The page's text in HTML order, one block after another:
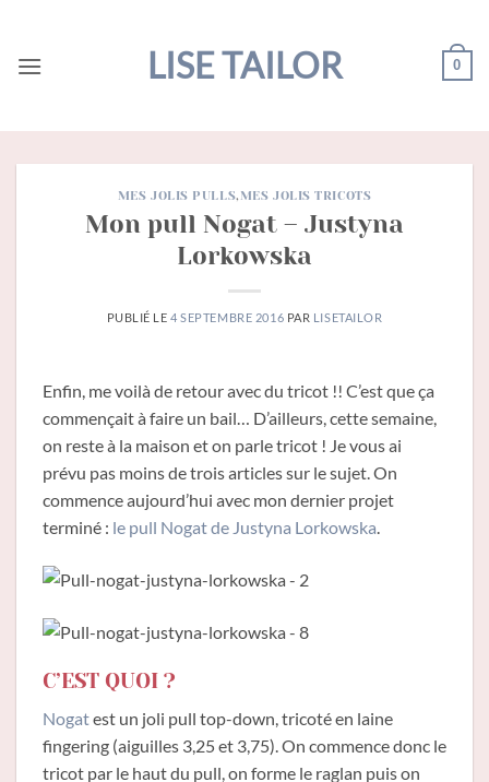
contenu
LISE TAILOR 0
MES JOLIS PULLS,MES JOLIS TRICOTS
Mon pull Nogat – Justyna
Lorkowska
PUBLIÉ LE4 SEPTEMBRE 2016 PAR LISETAILOR
Enfin, me voilà de retour avec du tricot !! C’est que ça
commençait à faire un bail… D’ailleurs, cette semaine,
on reste à la maison et on parle tricot ! Je vous ai
prévu pas moins de trois articles sur le sujet. On
commence aujourd’hui avec mon dernier projet
terminé : le pull Nogat de Justyna Lorkowska
C’EST QUOI ?
Nogatest un joli pull top-down, tricoté en laine
fingering (aiguilles 3,25 et 3,75). On commence donc le
tricot par le haut du pull, on forme le raglan puis on